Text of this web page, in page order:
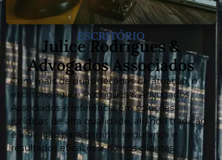
ESCRITÓRIO
Julice Rodrigues &
Advogados Associados
Com mais de duas décadas de atuação, o
escritório Julice Rodrigues & Advogados
Associados é referência em soluções
jurídicas de alta qualidade, aliando tradição
e inovação para garantir segurança e
resultados eficazes a nossos clientes.